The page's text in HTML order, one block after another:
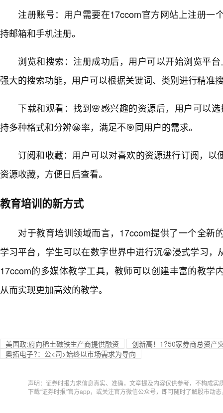
注册账号：用户需要在17ccom官方网站上注册一
持邮箱和手机注册。
浏览和搜索：注册成功后，用户可以开始浏览平
强大的搜索功能，用户可以根据关键词、类别进行精准
下载和观看：找到🌸感兴趣的资源后，用户可以
持多种格式和分辨😀率，满足不🎯同用户的需求。
订阅和收藏：用户可以对喜欢的资源进行订阅，以
资源收藏，方便日后查看。
教育培训的新方式
对于教育培训领域而言，17ccom提供了一个全新
学习平台，学生可以在数字世界中进行沉😀浸式学习，
17ccom的多媒体教学工具，教师可以创建丰富的教学
从而实现更加高效的教学。
美国政:府向稀土磁铁生产商提供融资
创新高！1?50家券商总资产
奥拓电子?：公<司>始终以市场需求为导向
声明：证券时报力求信息真实、准确，文章提及内容仅供参考，不构成实
下载“证券时报”官方app，或关注官方微信公众号，即可随时了解股市动